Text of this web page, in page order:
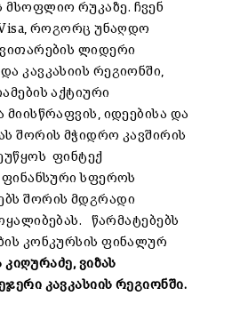
მსოფლიო რუკაზე. ჩვენ
როგორც უნაღდო
ლიდერი
კავკასიის რეგიონში,
აქტიური
იდეებისა და
შორის მჭიდრო კავშირის
ფინტექ
ფინანსური სფეროს
შორის მდგრადი
წარმატებებს
კონკურსის ფინალურ
კიღურაძე, ვიზას
კავკასიის რეგიონში.